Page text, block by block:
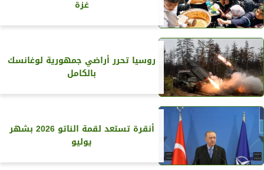
غزة
روسيا تحرر أراضي جمهورية لوغانسك
بالكامل
أنقرة تستعد لقمة الناتو 2026 بشهر
يوليو